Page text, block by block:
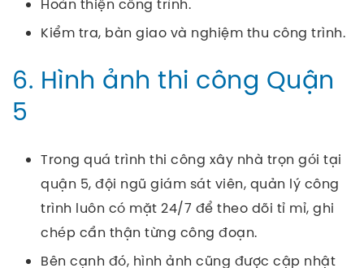
Hoàn thiện công trình.
Kiểm tra, bàn giao và nghiệm thu công trình.
6. Hình ảnh thi công Quận
5
Trong quá trình thi công xây nhà trọn gói tại
quận 5, đội ngũ giám sát viên, quản lý công
trình luôn có mặt 24/7 để theo dõi tỉ mỉ, ghi
chép cẩn thận từng công đoạn.
Bên cạnh đó, hình ảnh cũng được cập nhật